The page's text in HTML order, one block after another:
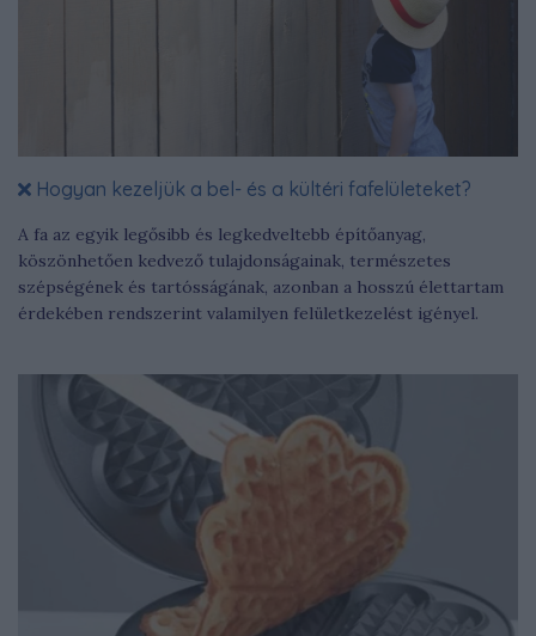
Hogyan kezeljük a bel- és a kültéri fafelületeket?
A fa az egyik legősibb és legkedveltebb építőanyag,
köszönhetően kedvező tulajdonságainak, természetes
szépségének és tartósságának, azonban a hosszú élettartam
érdekében rendszerint valamilyen felületkezelést igényel.